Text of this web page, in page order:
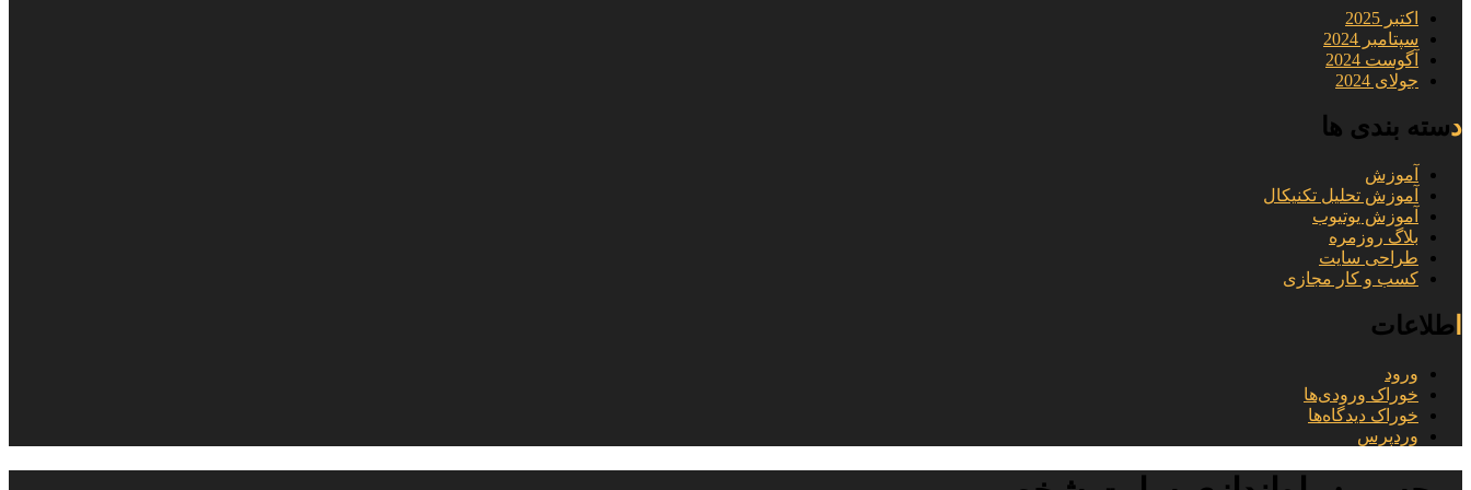
اکتبر 2025
سپتامبر 2024
آگوست 2024
جولای 2024
دسته بندی ها
آموزش
آموزش تحلیل تکنیکال
آموزش یوتیوب
بلاگ روزمره
طراحی سایت
کسب و کار مجازی
اطلاعات
ورود
خوراک ورودی‌ها
خوراک دیدگاه‌ها
وردپرس